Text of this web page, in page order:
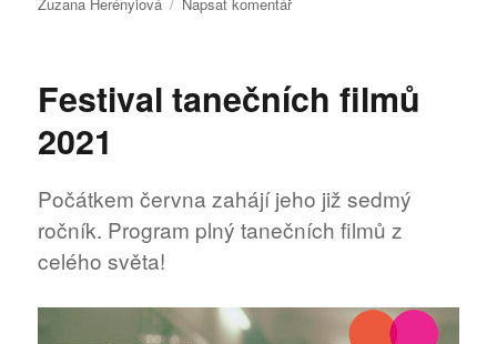
Dva
premiérové
LATERNY
MAGIKY
Festival tanečních filmů
2021
Počátkem června zahájí jeho již sedmý
ročník. Program plný tanečních filmů z
celého světa!